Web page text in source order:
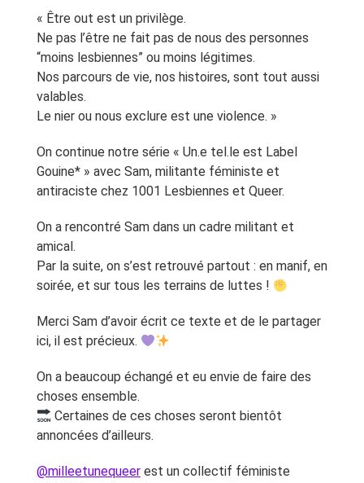
« Être out est un privilège.
Ne pas l’être ne fait pas de nous des personnes
“moins lesbiennes” ou moins légitimes.
Nos parcours de vie, nos histoires, sont tout aussi
valables.
Le nier ou nous exclure est une violence. »
On continue notre série « Un.e tel.le est Label
Gouine* » avec Sam, militante féministe et
antiraciste chez 1001 Lesbiennes et Queer.
On a rencontré Sam dans un cadre militant et
amical.
Par la suite, on s’est retrouvé partout : en manif, en
soirée, et sur tous les terrains de luttes !
Merci Sam d’avoir écrit ce texte et de le partager
ici, il est précieux.
On a beaucoup échangé et eu envie de faire des
choses ensemble.
Certaines de ces choses seront bientôt
annoncées d’ailleurs.
@milleetunequeerest un collectif féministe